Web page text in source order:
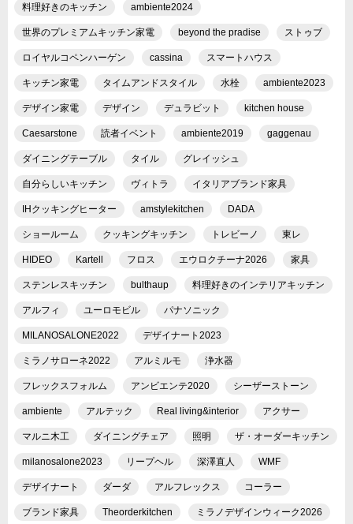
料理好きのキッチン ambiente2024
世界のプレミアムキッチン家電 beyond the pradise ストゥブ
ロイヤルコペンハーゲン cassina スマートハウス
キッチン家電 タイムアンドスタイル 水栓 ambiente2023
デザイン家電 デザイン デュラビット kitchen house
Caesarstone 読者イベント ambiente2019 gaggenau
ダイニングテーブル タイル グレイッシュ
自分らしいキッチン ヴィトラ イタリアブランド家具
IHクッキングヒーター amstylekitchen DADA
ショールーム クッキングキッチン トレビーノ 東レ
HIDEO Kartell フロス エウロクチーナ2026 家具
ステンレスキッチン bulthaup 料理好きのインテリアキッチン
アルフィ ユーロモビル パナソニック
MILANOSALONE2022 デザイナート2023
ミラノサローネ2022 アルミルモ 浄水器
フレックスフォルム アンビエンテ2020 シーザーストーン
ambiente アルテック Real living&interior アクサー
マルニ木工 ダイニングチェア 照明 ザ・オーダーキッチン
milanosalone2023 リープヘル 深澤直人 WMF
デザイナート ダーダ アルフレックス コーラー
ブランド家具 Theorderkitchen ミラノデザインウィーク2026